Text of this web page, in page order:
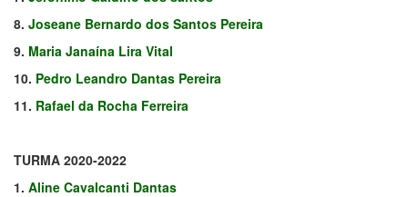
8. Joseane Bernardo dos Santos Pereira
9. Maria Janaína Lira Vital
10. Pedro Leandro Dantas Pereira
11. Rafael da Rocha Ferreira
TURMA 2020-2022
1. Aline Cavalcanti Dantas